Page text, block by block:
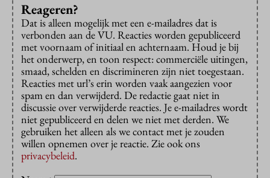
Reageren?
Dat is alleen mogelijk met een e-mailadres dat is
verbonden aan de VU. Reacties worden gepubliceerd
met voornaam of initiaal en achternaam. Houd je bij
het onderwerp, en toon respect: commerciële uitingen,
smaad, schelden en discrimineren zijn niet toegestaan.
Reacties met url’s erin worden vaak aangezien voor
spam en dan verwijderd. De redactie gaat niet in
discussie over verwijderde reacties. Je e-mailadres wordt
niet gepubliceerd en delen we niet met derden. We
gebruiken het alleen als we contact met je zouden
willen opnemen over je reactie. Zie ook ons
privacybeleid.